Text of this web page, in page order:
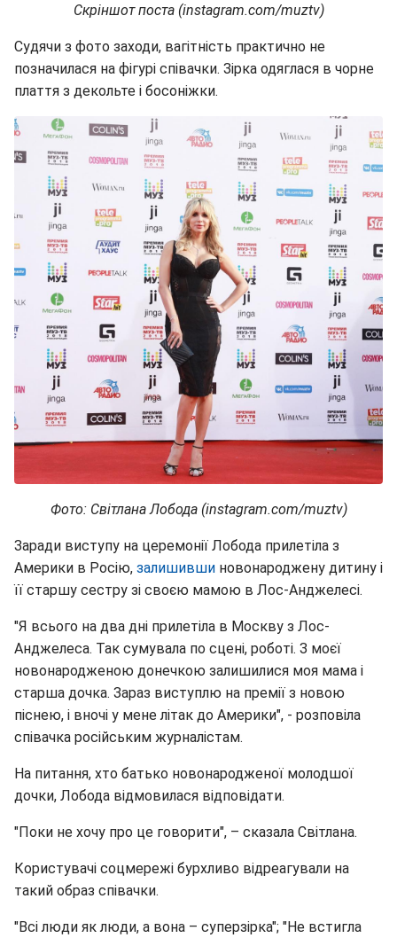
Скріншот поста (instagram.com/muztv)
Судячи з фото заходи, вагітність практично не
позначилася на фігурі співачки. Зірка одяглася в чорне
плаття з декольте і босоніжки.
Фото: Світлана Лобода (instagram.com/muztv)
Заради виступу на церемонії Лобода прилетіла з
Америки в Росію, залишивши новонароджену дитину і
її старшу сестру зі своєю мамою в Лос-Анджелесі.
"Я всього на два дні прилетіла в Москву з Лос-
Анджелеса. Так сумувала по сцені, роботі. З моєї
новонародженою донечкою залишилися моя мама і
старша дочка. Зараз виступлю на премії з новою
піснею, і вночі у мене літак до Америки", - розповіла
співачка російським журналістам.
На питання, хто батько новонародженої молодшої
дочки, Лобода відмовилася відповідати.
"Поки не хочу про це говорити", – сказала Світлана.
Користувачі соцмережі бурхливо відреагували на
такий образ співачки.
"Всі люди як люди, а вона – суперзірка"; "Не встигла